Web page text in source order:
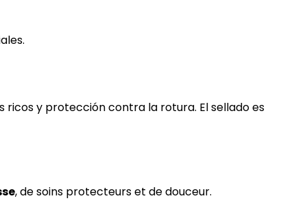
ricos y protección contra la rotura. El sellado es
, de soins protecteurs et de douceur.